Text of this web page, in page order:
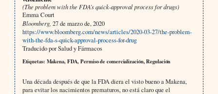
(The problem with the FDA’s quick-approval process for drugs)
Emma Court
Bloomberg, 27 de marzo de, 2020
https://www.bloomberg.com/news/articles/2020-03-27/the-problem-
with-the-fda-s-quick-approval-process-for-drug
Traducido por Salud y Fármacos
Etiquetas: Makena, FDA, Permiso de comercialización, Regulación
Una década después de que la FDA diera el visto bueno a Makena,
para evitar los nacimientos prematuros, no está claro que el